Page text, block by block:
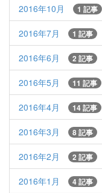
2016年10月 1 記事
2016年7月 1 記事
2016年6月 2 記事
2016年5月 11 記事
2016年4月 14 記事
2016年3月 8 記事
2016年2月 2 記事
2016年1月 4 記事